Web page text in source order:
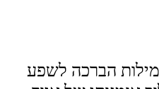
הברכה לשפע